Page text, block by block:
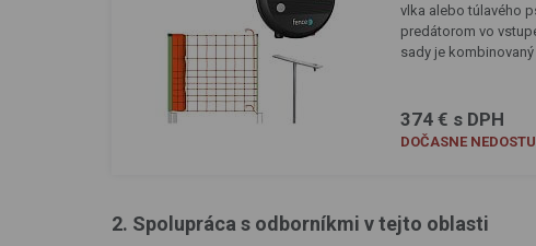
vlka alebo túlavého
predátorom vo
sady je
374 € s DPH
DOČASNE
2. Spolupráca s odborníkmi v tejto oblasti